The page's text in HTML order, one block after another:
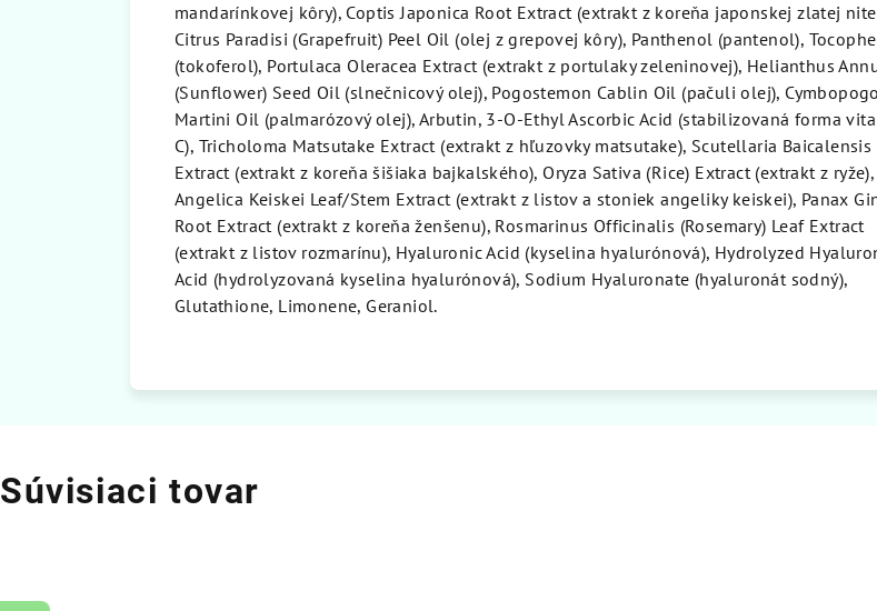
mandarínkovej kôry), Coptis Japonica Root Extract (extrakt z koreňa japonskej zlatej
Citrus Paradisi (Grapefruit) Peel Oil (olej z grepovej kôry), Panthenol (pantenol),
(tokoferol), Portulaca Oleracea Extract (extrakt z portulaky zeleninovej), Helianthus
(Sunflower) Seed Oil (slnečnicový olej), Pogostemon Cablin Oil (pačuli olej),
Martini Oil (palmarózový olej), Arbutin, 3-O-Ethyl Ascorbic Acid (stabilizovaná forma
C), Tricholoma Matsutake Extract (extrakt z hľuzovky matsutake), Scutellaria Baicalensis
Extract (extrakt z koreňa šišiaka bajkalského), Oryza Sativa (Rice) Extract (extrakt z ryže),
Angelica Keiskei Leaf/Stem Extract (extrakt z listov a stoniek angeliky keiskei), Panax
Root Extract (extrakt z koreňa ženšenu), Rosmarinus Officinalis (Rosemary) Leaf Extract
(extrakt z listov rozmarínu), Hyaluronic Acid (kyselina hyalurónová), Hydrolyzed
Acid (hydrolyzovaná kyselina hyalurónová), Sodium Hyaluronate (hyaluronát sodný),
Glutathione, Limonene, Geraniol.
Súvisiaci tovar